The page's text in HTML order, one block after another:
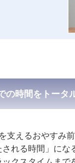
の時間をトータ
支えるおやすみ
れる時間」にな